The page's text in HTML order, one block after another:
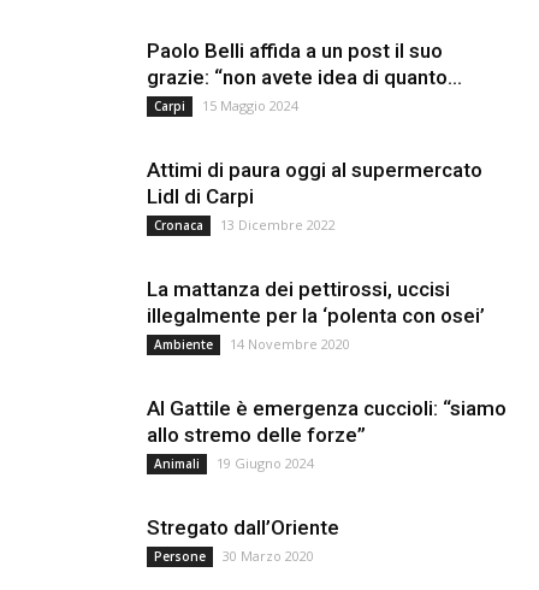
Paolo Belli affida a un post il suo
grazie: “non avete idea di quanto...
Carpi 15 Maggio 2024
Attimi di paura oggi al supermercato
Lidl di Carpi
Cronaca 13 Dicembre 2022
La mattanza dei pettirossi, uccisi
illegalmente per la ‘polenta con osei’
Ambiente 14 Novembre 2020
Al Gattile è emergenza cuccioli: “siamo
allo stremo delle forze”
Animali 19 Giugno 2024
Stregato dall’Oriente
Persone 30 Marzo 2020